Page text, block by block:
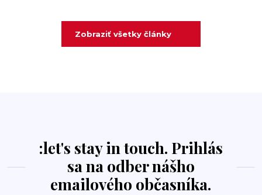
Zobraziť všetky články
:let's stay in touch. Prihlás
sa na odber nášho
emailového občasníka.